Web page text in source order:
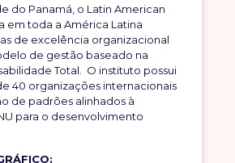
do Panamá, o Latin American
em toda a América Latina
de excelência organizacional
de gestão baseado na
Total. O instituto possui
40 organizações internacionais
de padrões alinhados à
para o desenvolvimento